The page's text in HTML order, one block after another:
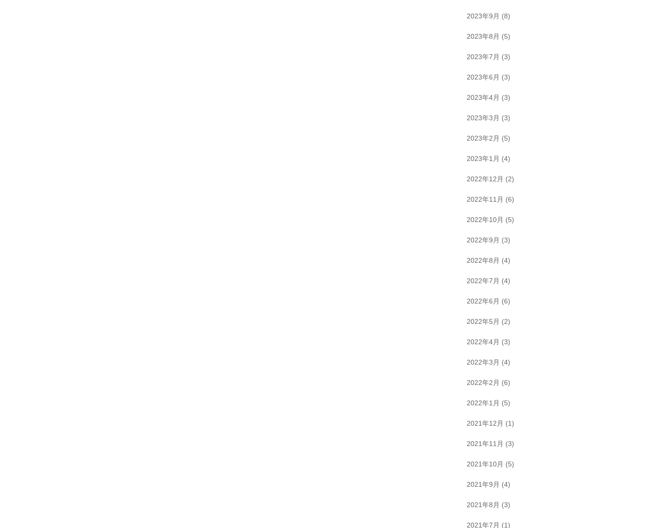
2023年9月 (8)
2023年8月 (5)
2023年7月 (3)
2023年6月 (3)
2023年4月 (3)
2023年3月 (3)
2023年2月 (5)
2023年1月 (4)
2022年12月 (2)
2022年11月 (6)
2022年10月 (5)
2022年9月 (3)
2022年8月 (4)
2022年7月 (4)
2022年6月 (6)
2022年5月 (2)
2022年4月 (3)
2022年3月 (4)
2022年2月 (6)
2022年1月 (5)
2021年12月 (1)
2021年11月 (3)
2021年10月 (5)
2021年9月 (4)
2021年8月 (3)
2021年7月 (1)